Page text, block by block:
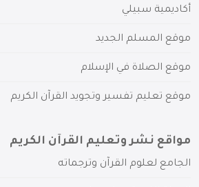
أكاديمية سبيلي
موقع المسلم الجديد
موقع الصلاة في الإسلام
موقع تعليم تفسير وتجويد القرآن الكريم
مواقع نشر وتعليم القرآن الكريم
الجامع لعلوم القرآن وترجماته